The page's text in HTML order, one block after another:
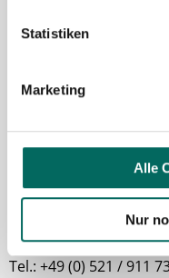
Statistiken
Marketing
Alle
Nur
neuen Stelle als
Sie haben Fragen
Stellenanfrage
Jetzt zur
Tel.: +49 (0) 521 / 911